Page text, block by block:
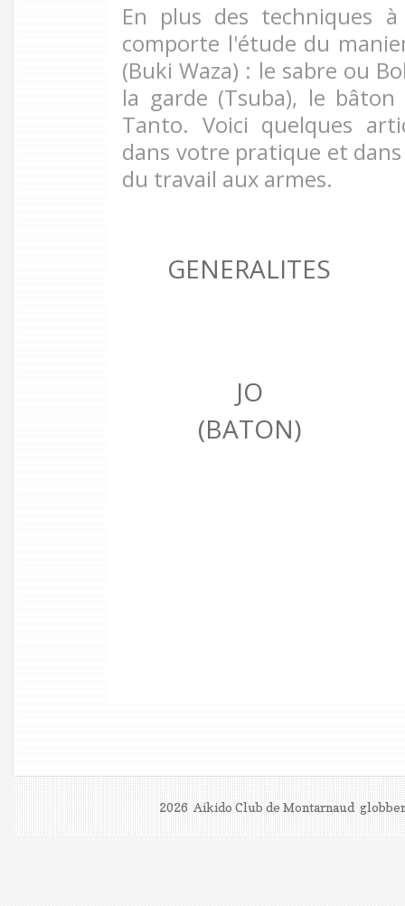
En plus des techniques
comporte l'étude du
(Buki Waza) : le sabre ou
la garde (Tsuba), le
Tanto. Voici quelques
dans votre pratique et
du travail aux armes.
GENERALITES
JO
(BATON)
2026 Aikido Club de Montarnaud